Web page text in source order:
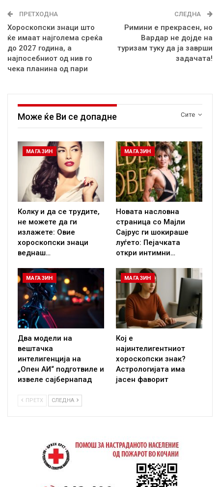
ПРЕТХОДНА
Хороскопски знаци што
ќе имаат најголема среќа
до 2027 година, а
најпосебниот од нив го
чека планина од пари
СЛЕДНА
Римини е прекрасен, но
Вардар не дојде на
туризам туку да ја заврши
задачата!
Сите
Може ќе Ви се допадне
МАГАЗИН
Колку и да се трудите,
не можете да ги
излажете: Овие
хороскопски знаци
веднаш…
МАГАЗИН
Новата насловна
страница со Мајли
Сајрус ги шокираше
луѓето: Пејачката
откри интимни…
МАГАЗИН
Два модели на
вештачка
интелигенција на
„Опен АИ“ подготвиле и
извеле сајбернапад
МАГАЗИН
Кој е
најинтелигентниот
хороскопски знак?
Астрологијата има
јасен фаворит
ПРЕТХ СЛЕДНА